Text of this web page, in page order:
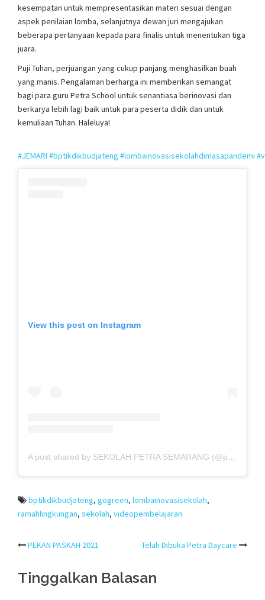
kesempatan untuk mempresentasikan materi sesuai dengan
aspek penilaian lomba, selanjutnya dewan juri mengajukan
beberapa pertanyaan kepada para finalis untuk menentukan tiga
juara.
Puji Tuhan, perjuangan yang cukup panjang menghasilkan buah
yang manis. Pengalaman berharga ini memberikan semangat
bagi para guru Petra School untuk senantiasa berinovasi dan
berkarya lebih lagi baik untuk para peserta didik dan untuk
kemuliaan Tuhan. Haleluya!
#JEMARI #bptikdikbudjateng #lombainovasisekolahdimasapandemi
View this post on Instagram
A post shared by SEKOLAH PETRA SEMARANG (@petraschoolsemarang)
bptikdikbudjateng, gogreen, lombainovasisekolah,
ramahlingkungan, sekolah, videopembelajaran
Post
navigation
PEKAN PASKAH 2021 Telah Dibuka Petra Daycare
Tinggalkan Balasan